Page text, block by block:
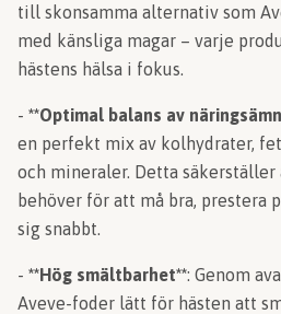
till skonsamma alternativ som
med känsliga magar – varje
hästens hälsa i fokus.
- **Optimal balans av
en perfekt mix av kolhydrater,
och mineraler. Detta
behöver för att må bra, prestera
sig snabbt.
- **Hög smältbarhet**: Genom
Aveve-foder lätt för hästen att